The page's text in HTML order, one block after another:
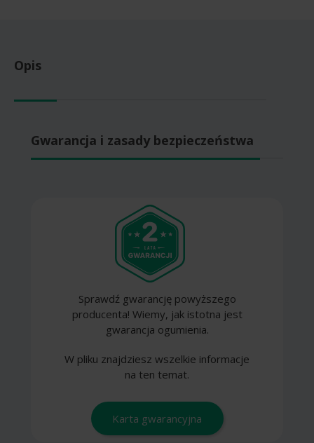
Opis
Gwarancja i zasady bezpieczeństwa
Sprawdź gwarancję powyższego
producenta! Wiemy, jak istotna jest
gwarancja ogumienia.
W pliku znajdziesz wszelkie informacje
na ten temat.
Karta gwarancyjna